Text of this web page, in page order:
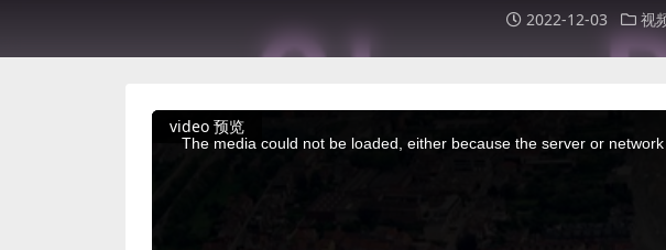
2022-12-03 视
video 预览
This
The media could not be loaded, either because the server or